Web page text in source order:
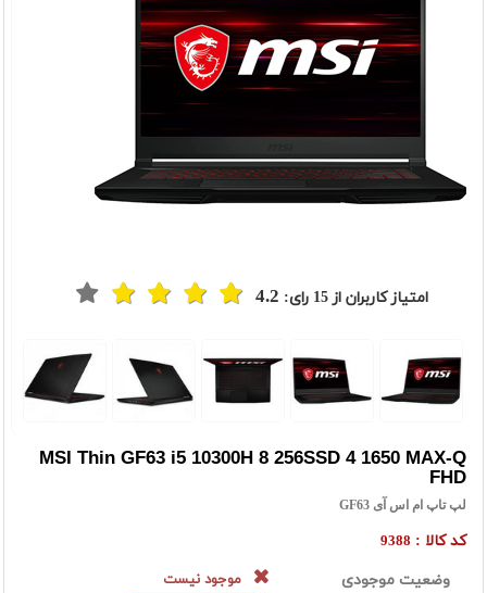
امتیاز کاربران از15 رای: 4.2
MSI Thin GF63 i5 10300H 8 256SSD 4 1650 MAX-Q
FHD
لپ تاپ ام اس آی GF63
کد کالا : 9388
وضعیت موجودی
موجود نیست